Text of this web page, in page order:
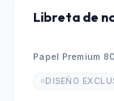
Libreta de
Papel Premium
DISEÑO